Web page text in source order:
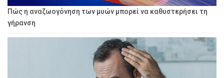
Πώς η αναζωογόνηση των μυών μπορεί να καθυστερήσει τη
γήρανση